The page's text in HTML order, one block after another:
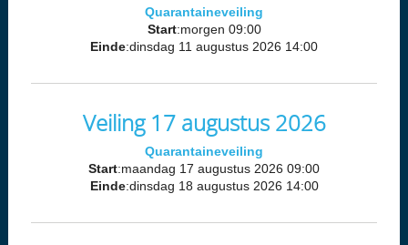
Quarantaineveiling
Start:morgen 09:00
Einde:dinsdag 11 augustus 2026 14:00
Veiling 17 augustus 2026
Quarantaineveiling
Start:maandag 17 augustus 2026 09:00
Einde:dinsdag 18 augustus 2026 14:00